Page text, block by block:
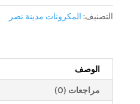
التصنيف: المكرونات مدينة نصر
الوصف
مراجعات (0)